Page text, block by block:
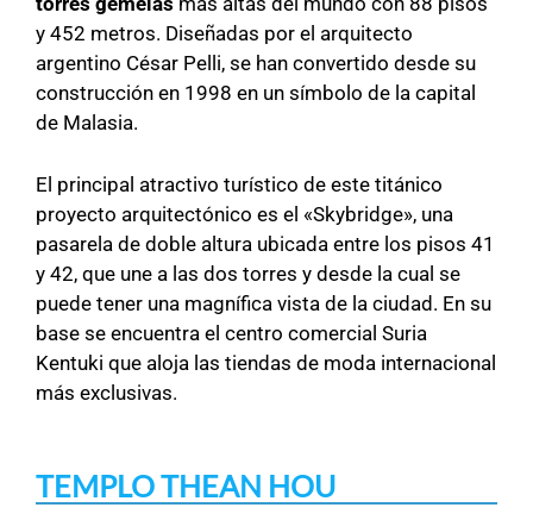
y 452 metros. Diseñadas por el arquitecto
argentino César Pelli, se han convertido desde su
construcción en 1998 en un símbolo de la capital
de Malasia.
El principal atractivo turístico de este titánico
proyecto arquitectónico es el «Skybridge», una
pasarela de doble altura ubicada entre los pisos 41
y 42, que une a las dos torres y desde la cual se
puede tener una magnífica vista de la ciudad. En su
base se encuentra el centro comercial Suria
Kentuki que aloja las tiendas de moda internacional
más exclusivas.
TEMPLO THEAN HOU